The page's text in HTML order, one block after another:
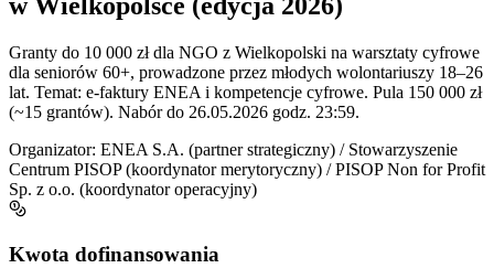
Granty do 10 000 zł dla NGO z Wielkopolski na warsztaty cyfrowe
dla seniorów 60+, prowadzone przez młodych wolontariuszy 18–26
lat. Temat: e-faktury ENEA i kompetencje cyfrowe. Pula 150 000 zł
(~15 grantów). Nabór do 26.05.2026 godz. 23:59.
Organizator: ENEA S.A. (partner strategiczny) / Stowarzyszenie
Centrum PISOP (koordynator merytoryczny) / PISOP Non for Profit
Sp. z o.o. (koordynator operacyjny)
Kwota dofinansowania